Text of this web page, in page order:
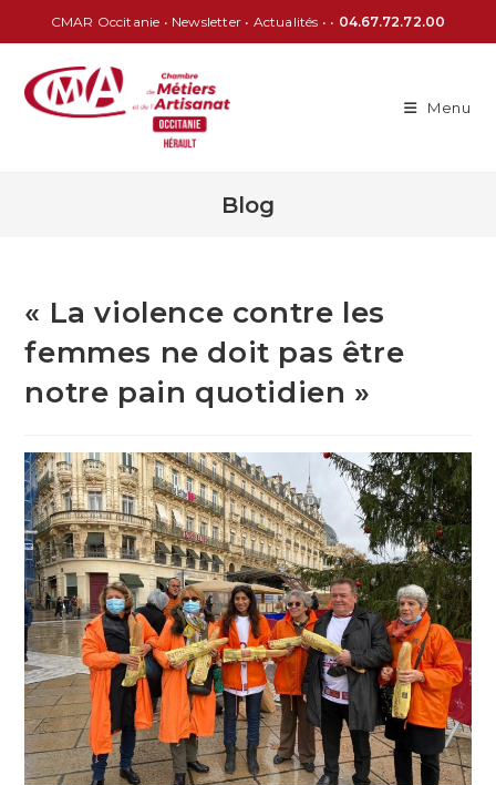
CMAR Occitanie • Newsletter • Actualités • • 04.67.72.72.00
Menu
Blog
« La violence contre les
femmes ne doit pas être
notre pain quotidien »